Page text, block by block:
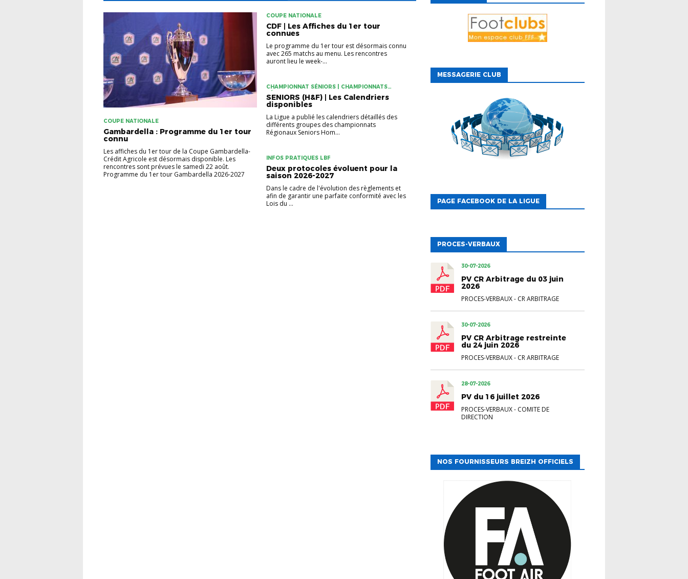
COUPE NATIONALE
Gambardella : Programme du 1er tour
connu
Les affiches du 1er tour de la Coupe Gambardella-
Crédit Agricole est désormais disponible. Les
rencontres sont prévues le samedi 22 août.
Programme du 1er tour Gambardella 2026-2027
COUPE NATIONALE
CDF | Les Affiches du 1er tour
connues
Le programme du 1er tour est désormais connu
avec 265 matchs au menu. Les rencontres
auront lieu le week-...
CHAMPIONNAT SÉNIORS | CHAMPIONNATS
FÉMININS
SENIORS (H&F) | Les Calendriers
disponibles
La Ligue a publié les calendriers détaillés des
différents groupes des championnats
Régionaux Seniors Hom...
INFOS PRATIQUES LBF
Deux protocoles évoluent pour la
saison 2026-2027
Dans le cadre de l'évolution des règlements et
afin de garantir une parfaite conformité avec les
Lois du ...
MESSAGERIE CLUB
PAGE FACEBOOK DE LA LIGUE
PROCES-VERBAUX
30-07-2026
PV CR Arbitrage du 03 juin
2026
PROCES-VERBAUX- CR ARBITRAGE
30-07-2026
PV CR Arbitrage restreinte
du 24 juin 2026
PROCES-VERBAUX- CR ARBITRAGE
28-07-2026
PV du 16 juillet 2026
PROCES-VERBAUX- COMITE DE
DIRECTION
NOS FOURNISSEURS BREIZH OFFICIELS